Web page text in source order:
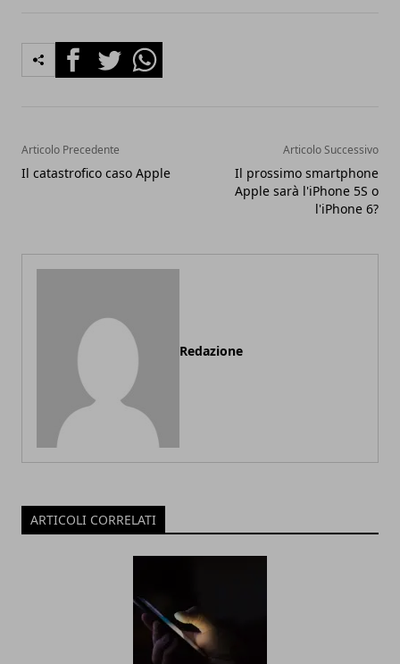
FacebookTwitterWhatsapp
Articolo Precedente
Il catastrofico caso Apple
Articolo Successivo
Il prossimo smartphone
Apple sarà l'iPhone 5S o
l'iPhone 6?
Redazione
ARTICOLI CORRELATI